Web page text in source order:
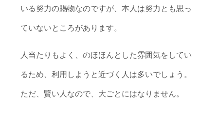
いる努力の賜物なのですが、本人は努力とも思っ
ていないところがあります。
人当たりもよく、のほほんとした雰囲気をしてい
るため、利用しようと近づく人は多いでしょう。
ただ、賢い人なので、大ごとにはなりません。